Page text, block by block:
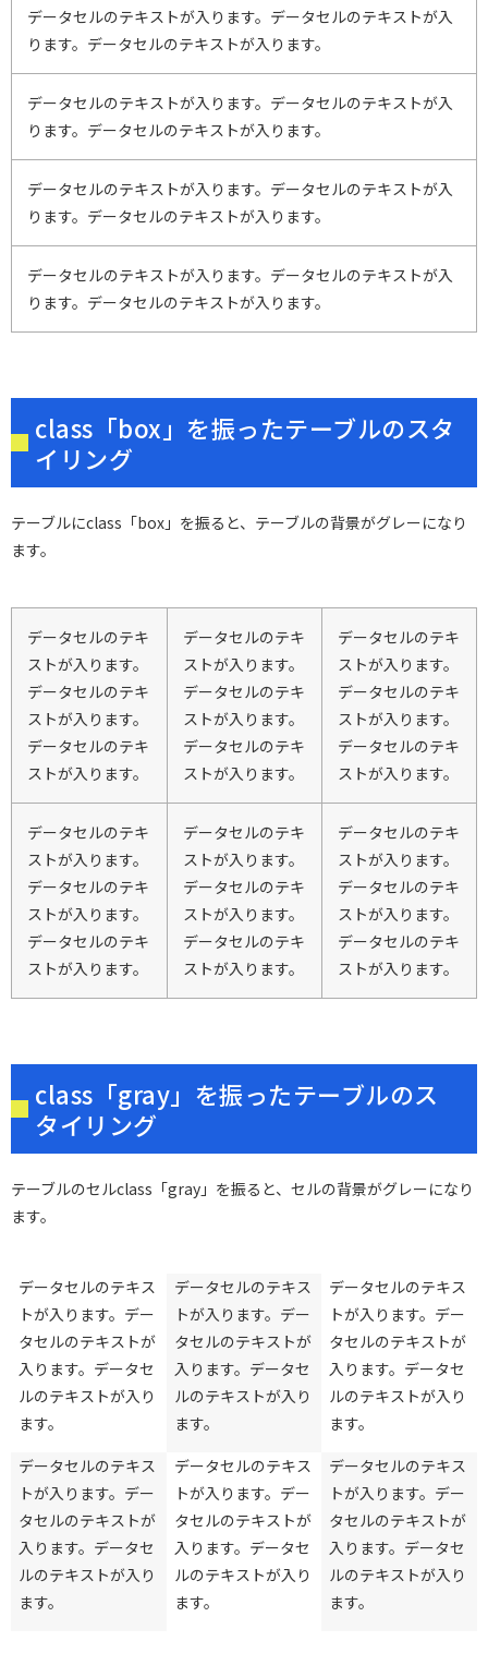
データセルのテキストが入ります。データセルのテキストが入
ります。データセルのテキストが入ります。
データセルのテキストが入ります。データセルのテキストが入
ります。データセルのテキストが入ります。
データセルのテキストが入ります。データセルのテキストが入
ります。データセルのテキストが入ります。
データセルのテキストが入ります。データセルのテキストが入
ります。データセルのテキストが入ります。
class「box」を振ったテーブルのスタ
イリング
テーブルにclass「box」を振ると、テーブルの背景がグレーになり
ます。
データセルのテキ
ストが入ります。
データセルのテキ
ストが入ります。
データセルのテキ
ストが入ります。
データセルのテキ
ストが入ります。
データセルのテキ
ストが入ります。
データセルのテキ
ストが入ります。
データセルのテキ
ストが入ります。
データセルのテキ
ストが入ります。
データセルのテキ
ストが入ります。
データセルのテキ
ストが入ります。
データセルのテキ
ストが入ります。
データセルのテキ
ストが入ります。
データセルのテキ
ストが入ります。
データセルのテキ
ストが入ります。
データセルのテキ
ストが入ります。
データセルのテキ
ストが入ります。
データセルのテキ
ストが入ります。
データセルのテキ
ストが入ります。
class「gray」を振ったテーブルのス
タイリング
テーブルのセルclass「gray」を振ると、セルの背景がグレーになり
ます。
データセルのテキス
トが入ります。デー
タセルのテキストが
入ります。データセ
ルのテキストが入り
ます。
データセルのテキス
トが入ります。デー
タセルのテキストが
入ります。データセ
ルのテキストが入り
ます。
データセルのテキス
トが入ります。デー
タセルのテキストが
入ります。データセ
ルのテキストが入り
ます。
データセルのテキス
トが入ります。デー
タセルのテキストが
入ります。データセ
ルのテキストが入り
ます。
データセルのテキス
トが入ります。デー
タセルのテキストが
入ります。データセ
ルのテキストが入り
ます。
データセルのテキス
トが入ります。デー
タセルのテキストが
入ります。データセ
ルのテキストが入り
ます。